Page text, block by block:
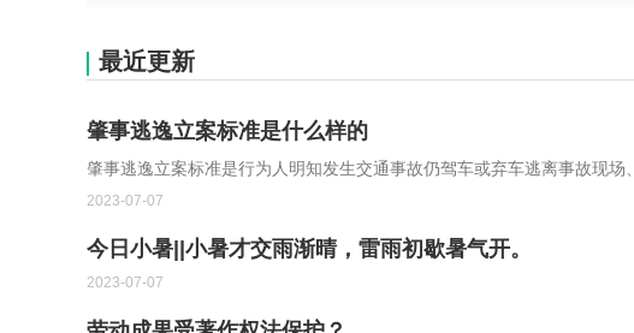
最近更新
肇事逃逸立案标准是什么样的
肇事逃逸立案标准是行为人明知发生交通事故仍驾车或弃车逃离事故现场、
2023-07-07
今日小暑||小暑才交雨渐晴，雷雨初歇暑气开。
2023-07-07